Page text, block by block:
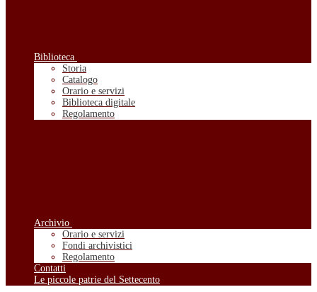
Biblioteca
Storia
Catalogo
Orario e servizi
Biblioteca digitale
Regolamento
Archivio
Orario e servizi
Fondi archivistici
Regolamento
Contatti
Le piccole patrie del Settecento